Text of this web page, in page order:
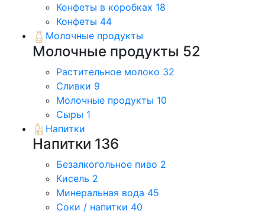
Конфеты в коробках 18
Конфеты 44
Молочные продукты
Молочные продукты 52
Растительное молоко 32
Сливки 9
Молочные продукты 10
Сыры 1
Напитки
Напитки 136
Безалкогольное пиво 2
Кисель 2
Минеральная вода 45
Соки / напитки 40